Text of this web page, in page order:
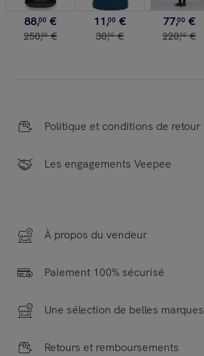
88,00 €
250,00 €
11,00 €
30,00 €
77,00 €
220,00 €
Politique et conditions de retour
Les engagements Veepee
À propos du vendeur
Paiement 100% sécurisé
Une sélection de belles marques
Retours et remboursements